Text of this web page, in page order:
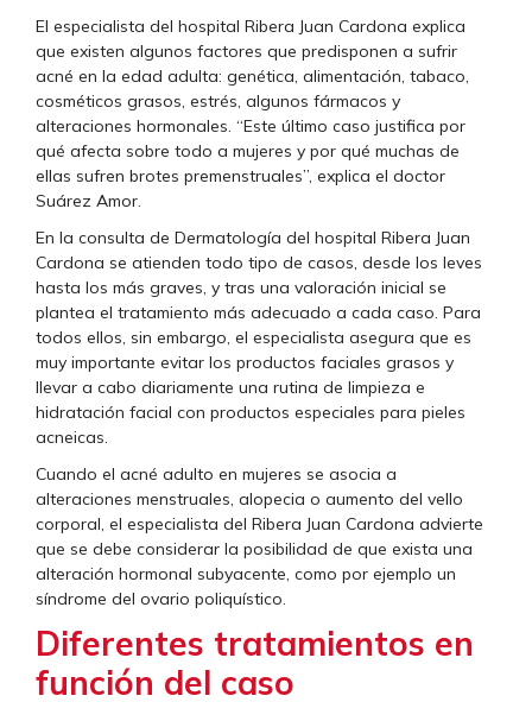
El especialista del hospital Ribera Juan Cardona explica
que existen algunos factores que predisponen a sufrir
acné en la edad adulta: genética, alimentación, tabaco,
cosméticos grasos, estrés, algunos fármacos y
alteraciones hormonales. “Este último caso justifica por
qué afecta sobre todo a mujeres y por qué muchas de
ellas sufren brotes premenstruales”, explica el doctor
Suárez Amor.
En la consulta de Dermatología del hospital Ribera Juan
Cardona se atienden todo tipo de casos, desde los leves
hasta los más graves, y tras una valoración inicial se
plantea el tratamiento más adecuado a cada caso. Para
todos ellos, sin embargo, el especialista asegura que es
muy importante evitar los productos faciales grasos y
llevar a cabo diariamente una rutina de limpieza e
hidratación facial con productos especiales para pieles
acneicas.
Cuando el acné adulto en mujeres se asocia a
alteraciones menstruales, alopecia o aumento del vello
corporal, el especialista del Ribera Juan Cardona advierte
que se debe considerar la posibilidad de que exista una
alteración hormonal subyacente, como por ejemplo un
síndrome del ovario poliquístico.
Diferentes tratamientos en
función del caso